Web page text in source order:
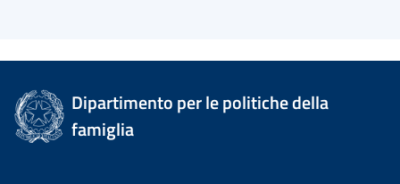
Dipartimento per le politiche della
famiglia